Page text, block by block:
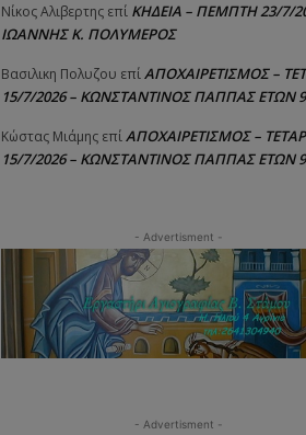
Νίκος Αλιβερτης επί ΚΗΔΕΙΑ – ΠΕΜΠΤΗ 23/7/
ΙΩΑΝΝΗΣ Κ. ΠΟΛΥΜΕΡΟΣ
Βασιλικη Πολυζου επίΑΠΟΧΑΙΡΕΤΙΣΜΟΣ –
15/7/2026 – ΚΩΝΣΤΑΝΤΙΝΟΣ ΠΑΠΠΑΣ ΕΤΩΝ
Κώστας Μιάμης επίΑΠΟΧΑΙΡΕΤΙΣΜΟΣ –
15/7/2026 – ΚΩΝΣΤΑΝΤΙΝΟΣ ΠΑΠΠΑΣ ΕΤΩΝ
- Advertisment -
- Advertisment -